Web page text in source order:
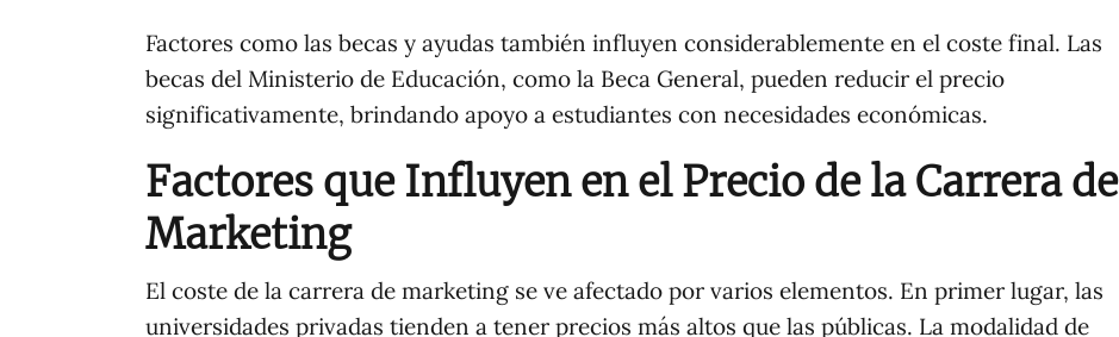
Factores como las becas y ayudas también influyen considerablemente en el coste final. Las
becas del Ministerio de Educación, como la Beca General, pueden reducir el precio
significativamente, brindando apoyo a estudiantes con necesidades económicas.
Factores que Influyen en el Precio de la Carrera de
Marketing
El coste de la carrera de marketing se ve afectado por varios elementos. En primer lugar, las
universidades privadas tienden a tener precios más altos que las públicas. La modalidad de